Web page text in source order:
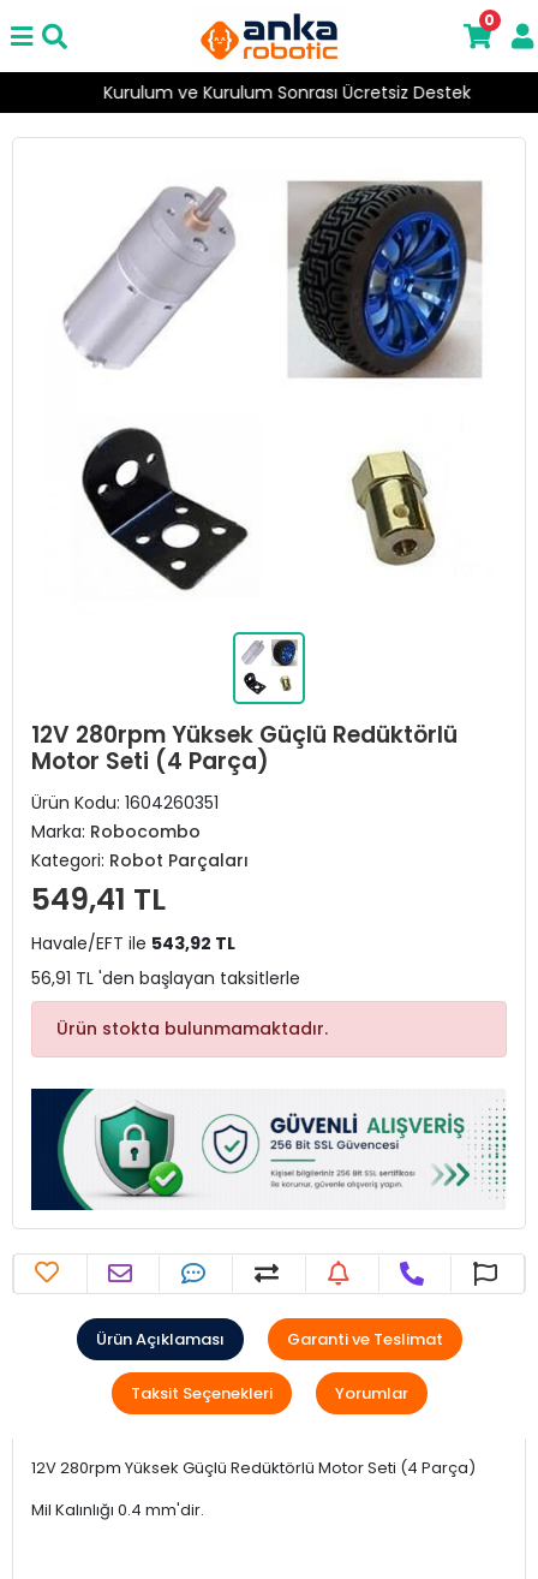
Kurulum ve Kurulum Sonrası Ücretsiz Destek
0
12V 280rpm Yüksek Güçlü Redüktörlü
Motor Seti (4 Parça)
Ürün Kodu: 1604260351
Marka: Robocombo
Kategori: Robot Parçaları
549,41 TL
Havale/EFT ile 543,92 TL
56,91 TL 'den başlayan taksitlerle
Ürün stokta bulunmamaktadır.
Ürün Açıklaması Garanti ve Teslimat
Taksit Seçenekleri Yorumlar
12V 280rpm Yüksek Güçlü Redüktörlü Motor Seti (4 Parça)
Mil Kalınlığı 0.4 mm'dir.